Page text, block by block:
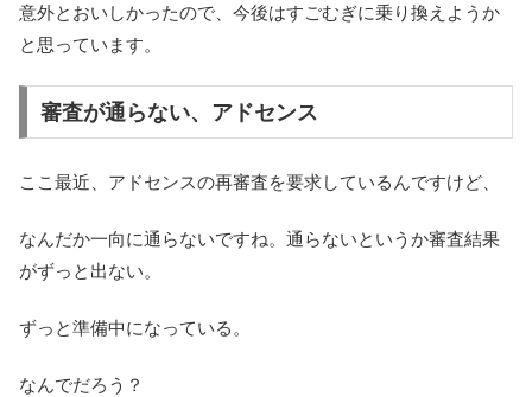
意外とおいしかったので、今後はすごむぎに乗り換えようか
と思っています。
審査が通らない、アドセンス
ここ最近、アドセンスの再審査を要求しているんですけど、
なんだか一向に通らないですね。通らないというか審査結果
がずっと出ない。
ずっと準備中になっている。
なんでだろう？